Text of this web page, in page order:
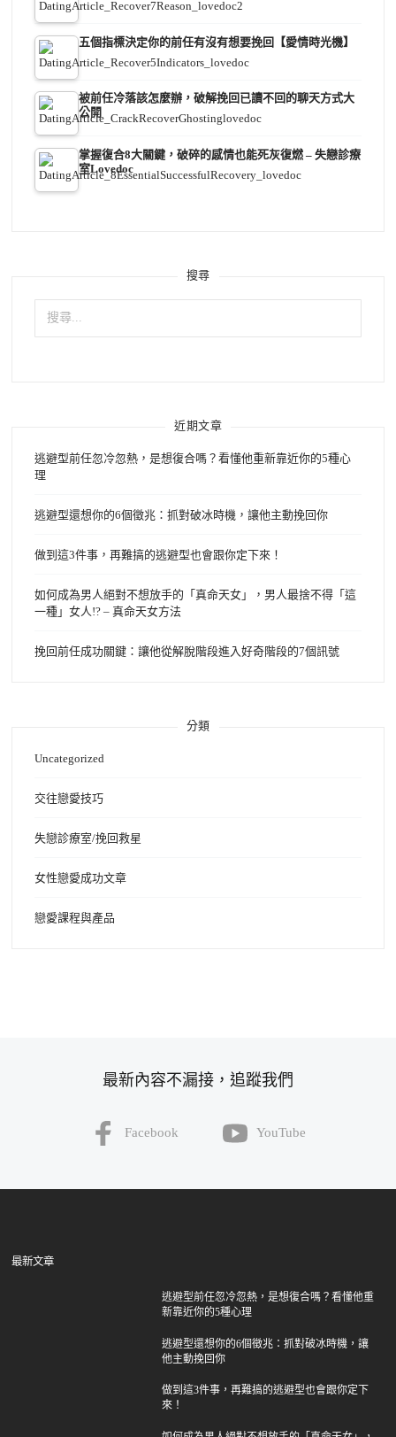
五個指標決定你的前任有沒有想要挽回【愛情時光機】
被前任冷落該怎麼辦，破解挽回已讀不回的聊天方式大
公開
掌握復合8大關鍵，破碎的感情也能死灰復燃 – 失戀診療
室Lovedoc
搜尋
搜
鍵
近期文章
逃避型前任忽冷忽熱，是想復合嗎？看懂他重新靠近你的5種心
理
逃避型還想你的6個徵兆：抓對破冰時機，讓他主動挽回你
做到這3件事，再難搞的逃避型也會跟你定下來！
如何成為男人絕對不想放手的「真命天女」，男人最捨不得「這
一種」女人!? – 真命天女方法
挽回前任成功關鍵：讓他從解脫階段進入好奇階段的7個訊號
分類
Uncategorized
交往戀愛技巧
失戀診療室/挽回救星
女性戀愛成功文章
戀愛課程與產品
最新內容不漏接，追蹤我們
Facebook YouTube
最新文章
逃避型前任忽冷忽熱，是想復合嗎？看懂他重
新靠近你的5種心理
逃避型還想你的6個徵兆：抓對破冰時機，讓
他主動挽回你
做到這3件事，再難搞的逃避型也會跟你定下
來！